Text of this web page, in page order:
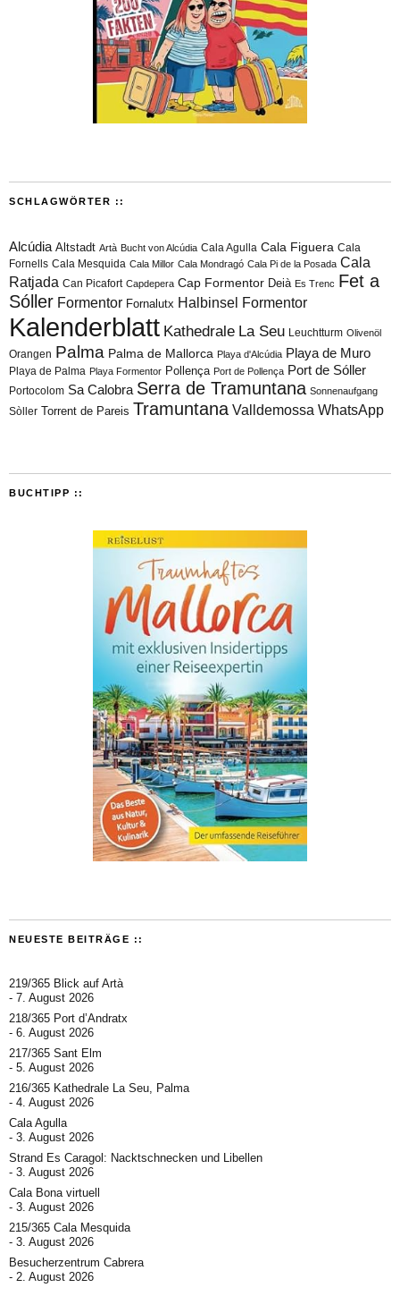
SCHLAGWÖRTER ::
Alcúdia Altstadt Artà Bucht von Alcúdia Cala Agulla Cala Figuera Cala
Fornells Cala Mesquida Cala Millor Cala Mondragó Cala Pi de la Posada Cala
Ratjada Can Picafort Capdepera Cap Formentor Deià Es Trenc Fet a
Sóller Formentor Fornalutx Halbinsel Formentor
Kalenderblatt Kathedrale La Seu Leuchtturm Olivenöl
Orangen Palma Palma de Mallorca Playa d'Alcúdia Playa de Muro
Playa de Palma Playa Formentor Pollença Port de Pollença Port de Sóller
Portocolom Sa Calobra Serra de Tramuntana Sonnenaufgang
Sòller Torrent de Pareis Tramuntana Valldemossa WhatsApp
BUCHTIPP ::
NEUESTE BEITRÄGE ::
219/365 Blick auf Artà
7. August 2026
218/365 Port d’Andratx
6. August 2026
217/365 Sant Elm
5. August 2026
216/365 Kathedrale La Seu, Palma
4. August 2026
Cala Agulla
3. August 2026
Strand Es Caragol: Nacktschnecken und Libellen
3. August 2026
Cala Bona virtuell
3. August 2026
215/365 Cala Mesquida
3. August 2026
Besucherzentrum Cabrera
2. August 2026